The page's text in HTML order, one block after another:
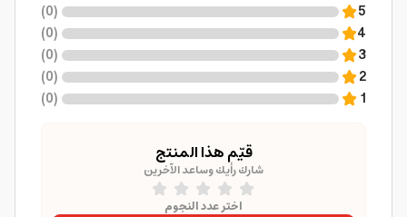
5
(
0
)
4
(
0
)
3
(
0
)
2
(
0
)
1
(
0
)
قيّم هذا المنتج
شارك رأيك وساعد الآخرين
اختر عدد النجوم